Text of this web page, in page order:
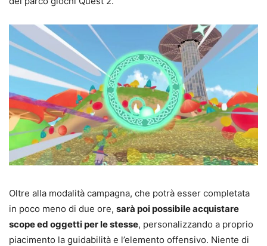
Oltre alla modalità campagna, che potrà esser completata
in poco meno di due ore, sarà poi possibile acquistare
scope ed oggetti per le stesse, personalizzando a proprio
piacimento la guidabilità e l’elemento offensivo. Niente di